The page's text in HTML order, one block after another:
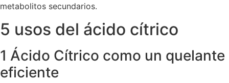
metabolitos secundarios.
5 usos del ácido cítrico
1 Ácido Cítrico como un quelante
eficiente